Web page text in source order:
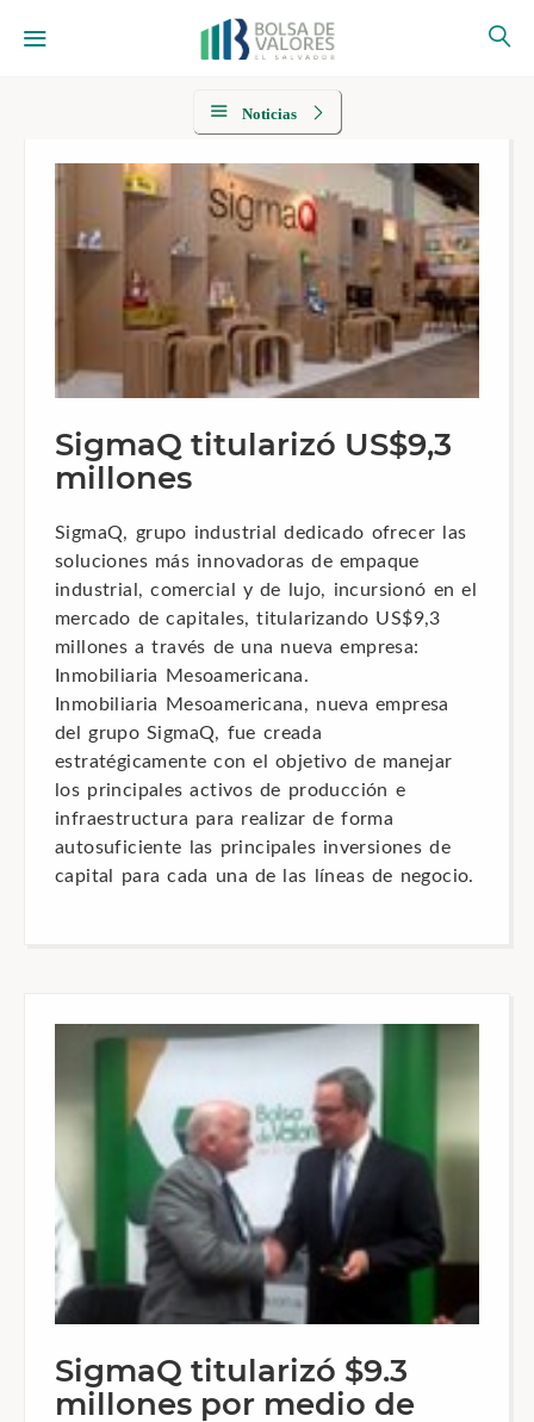
Noticias
SigmaQ titularizó US$9,3
millones
SigmaQ, grupo industrial dedicado ofrecer las
soluciones más innovadoras de empaque
industrial, comercial y de lujo, incursionó en el
mercado de capitales, titularizando US$9,3
millones a través de una nueva empresa:
Inmobiliaria Mesoamericana.
Inmobiliaria Mesoamericana, nueva empresa
del grupo SigmaQ, fue creada
estratégicamente con el objetivo de manejar
los principales activos de producción e
infraestructura para realizar de forma
autosuficiente las principales inversiones de
capital para cada una de las líneas de negocio.
SigmaQ titularizó $9.3
millones por medio de